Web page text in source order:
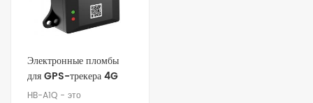
Электронные пломбы
для GPS-трекера 4G
HB-A1Q - это